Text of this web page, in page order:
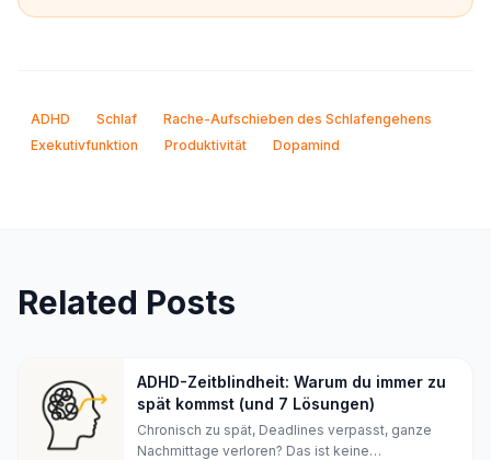
ADHD Schlaf
Rache-Aufschieben des Schlafengehens
Exekutivfunktion
Produktivität Dopamind
Related Posts
ADHD-Zeitblindheit: Warum du immer zu
spät kommst (und 7 Lösungen)
Chronisch zu spät, Deadlines verpasst, ganze
Nachmittage verloren? Das ist keine